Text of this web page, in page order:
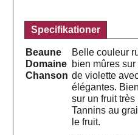
Specifikationer
Beaune
Domaine
Chanson
Belle couleur
bien mûres
de violette
élégantes.
sur un fruit très
Tannins au
le fruit.